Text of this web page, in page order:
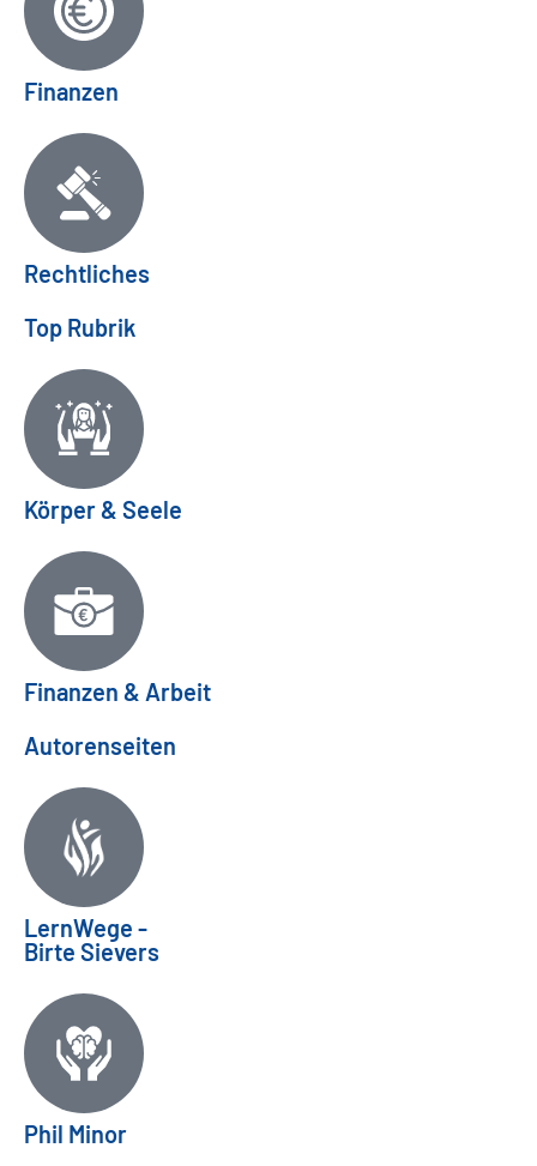
Finanzen
Rechtliches
Top Rubrik
Körper & Seele
Finanzen & Arbeit
Autorenseiten
LernWege -
Birte Sievers
Phil Minor